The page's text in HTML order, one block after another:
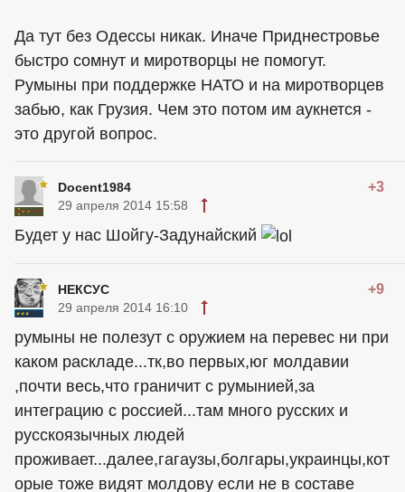
Да тут без Одессы никак. Иначе Приднестровье
быстро сомнут и миротворцы не помогут.
Румыны при поддержке НАТО и на миротворцев
забью, как Грузия. Чем это потом им аукнется -
это другой вопрос.
Docent1984 +3
29 апреля 2014 15:58
Будет у нас Шойгу-Задунайский
НЕКСУС +9
29 апреля 2014 16:10
румыны не полезут с оружием на перевес ни при
каком раскладе...тк,во первых,юг молдавии
,почти весь,что граничит с румынией,за
интеграцию с россией...там много русских и
русскоязычных людей
проживает...далее,гагаузы,болгары,украинцы,кот
орые тоже видят молдову если не в составе